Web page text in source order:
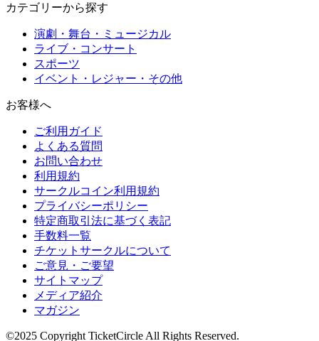
カテゴリーから探す
演劇・舞台・ミュージカル
ライブ・コンサート
スポーツ
イベント・レジャー・その他
お客様へ
ご利用ガイド
よくある質問
お問い合わせ
利用規約
サークルコイン利用規約
プライバシーポリシー
特定商取引法に基づく表記
手数料一覧
チケットサークルについて
ご意見・ご要望
サイトマップ
メディア紹介
マガジン
©2025 Copyright TicketCircle All Rights Reserved.